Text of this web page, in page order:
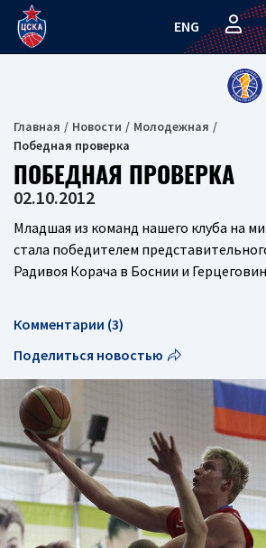
ENG
Главная Новости
Молодежная
Победная проверка
ПОБЕДНАЯ ПРОВЕРКА
02.10.2012
Младшая из команд нашего клуба на
стала победителем
Радивоя Корача в Боснии и
Комментарии (3)
Поделиться новостью